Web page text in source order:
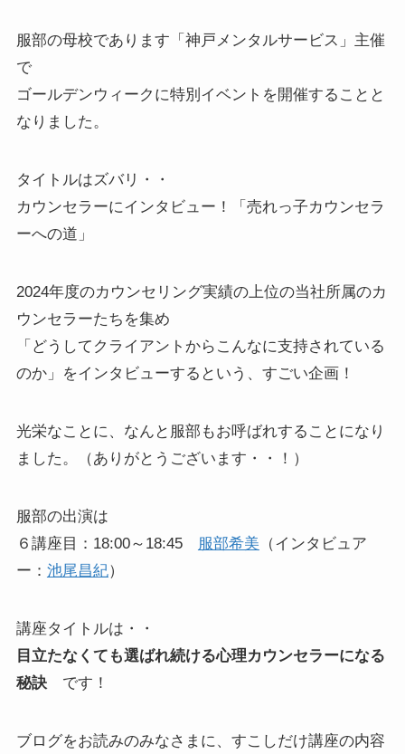
服部の母校であります「神戸メンタルサービス」主催
で
ゴールデンウィークに特別イベントを開催することと
なりました。
タイトルはズバリ・・
カウンセラーにインタビュー！「売れっ子カウンセラ
ーへの道」
2024年度のカウンセリング実績の上位の当社所属のカ
ウンセラーたちを集め
「どうしてクライアントからこんなに支持されている
のか」をインタビューするという、すごい企画！
光栄なことに、なんと服部もお呼ばれすることになり
ました。（ありがとうございます・・！）
服部の出演は
６講座目：18:00～18:45
服部希美 （インタビュア
ー： 池尾昌紀）
講座タイトルは・・
目立たなくても選ばれ続ける心理カウンセラーになる
秘訣です！
ブログをお読みのみなさまに、すこしだけ講座の内容